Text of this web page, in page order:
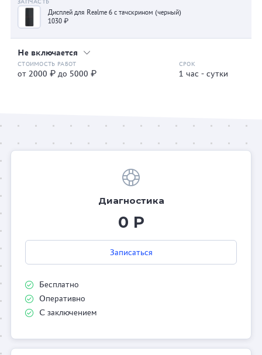
Дисплей для Realme 6 с тачскрином (черный)
1030 ₽
Не включается
от 2000 ₽ до 5000 ₽ 1 час - сутки
Диагностика
0 Р
Записаться
Бесплатно
Оперативно
С заключением